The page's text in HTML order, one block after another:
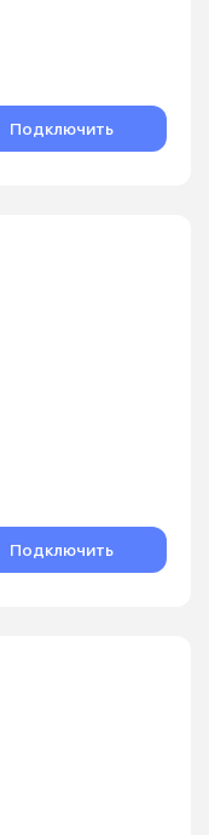
Подключить
Подключить